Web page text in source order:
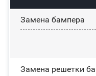
Замена бампера
Замена решетки